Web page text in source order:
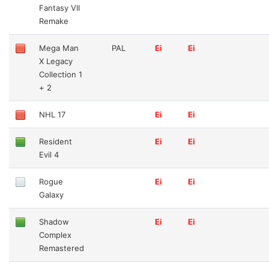
Fantasy VII
Remake
Mega Man
X Legacy
Collection 1
+ 2
PAL Ei Ei
NHL 17 Ei Ei
Resident
Evil 4
Ei Ei
Rogue
Galaxy
Ei Ei
Shadow
Complex
Remastered
Ei Ei